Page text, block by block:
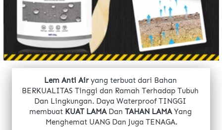
Lem Anti Air yang terbuat dari Bahan
BERKUALITAS Tinggi dan Ramah Terhadap Tubuh
Dan Lingkungan. Daya Waterproof TINGGI
membuat KUAT LAMA Dan TAHAN LAMA Yang
Menghemat UANG Dan Juga TENAGA.